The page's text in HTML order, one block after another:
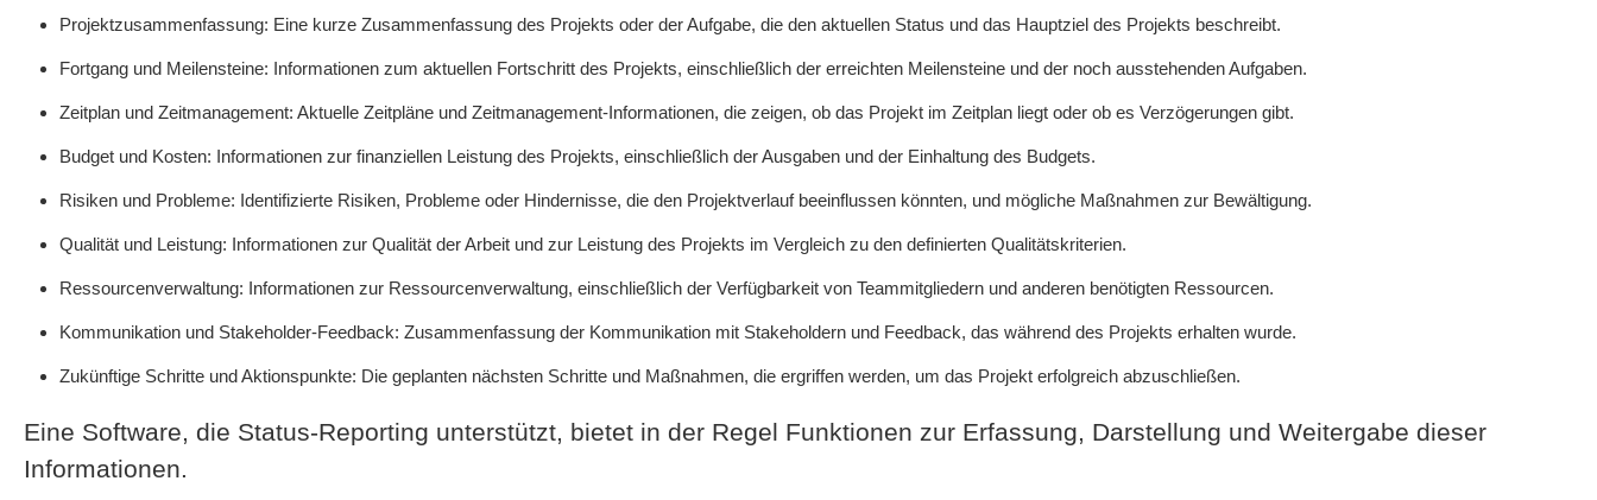
Projektzusammenfassung: Eine kurze Zusammenfassung des Projekts oder der Aufgabe, die den aktuellen Status und das Hauptziel des Projekts beschreibt.
Fortgang und Meilensteine: Informationen zum aktuellen Fortschritt des Projekts, einschließlich der erreichten Meilensteine und der noch ausstehenden Aufgaben.
Zeitplan und Zeitmanagement: Aktuelle Zeitpläne und Zeitmanagement-Informationen, die zeigen, ob das Projekt im Zeitplan liegt oder ob es Verzögerungen gibt.
Budget und Kosten: Informationen zur finanziellen Leistung des Projekts, einschließlich der Ausgaben und der Einhaltung des Budgets.
Risiken und Probleme: Identifizierte Risiken, Probleme oder Hindernisse, die den Projektverlauf beeinflussen könnten, und mögliche Maßnahmen zur Bewältigung.
Qualität und Leistung: Informationen zur Qualität der Arbeit und zur Leistung des Projekts im Vergleich zu den definierten Qualitätskriterien.
Ressourcenverwaltung: Informationen zur Ressourcenverwaltung, einschließlich der Verfügbarkeit von Teammitgliedern und anderen benötigten Ressourcen.
Kommunikation und Stakeholder-Feedback: Zusammenfassung der Kommunikation mit Stakeholdern und Feedback, das während des Projekts erhalten wurde.
Zukünftige Schritte und Aktionspunkte: Die geplanten nächsten Schritte und Maßnahmen, die ergriffen werden, um das Projekt erfolgreich abzuschließen.
Eine Software, die Status-Reporting unterstützt, bietet in der Regel Funktionen zur Erfassung, Darstellung und Weitergabe dieser
Informationen.